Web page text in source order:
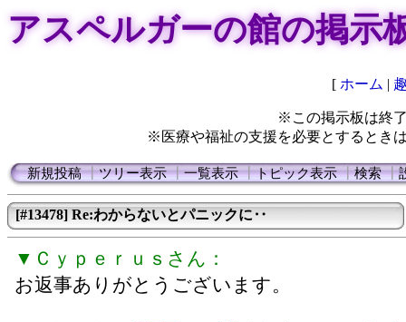
アスペルガーの館の掲示
[ ホーム |
※この掲示板は終
※医療や福祉の支援を必要とするとき
新規投稿┃ツリー表示┃一覧表示┃トピック表示┃検索┃
[#13478] Re:わからないとパニックに‥
▼Ｃｙｐｅｒｕｓさん：
お返事ありがとうございます。